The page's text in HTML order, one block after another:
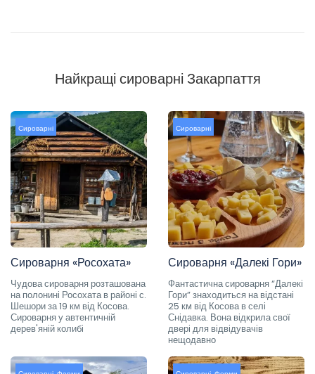
Найкращі сироварні Закарпаття
Сироварні
Сироварня «Росохата»
Чудова сироварня розташована
на полонині Росохата в районі с.
Шешори за 19 км від Косова.
Сироварня у автентичній
дерев'яній колибі
Сироварні
Сироварня «Далекі Гори»
Фантастична сироварня “Далекі
Гори” знаходиться на відстані
25 км від Косова в селі
Снідавка. Вона відкрила свої
двері для відвідувачів
нещодавно